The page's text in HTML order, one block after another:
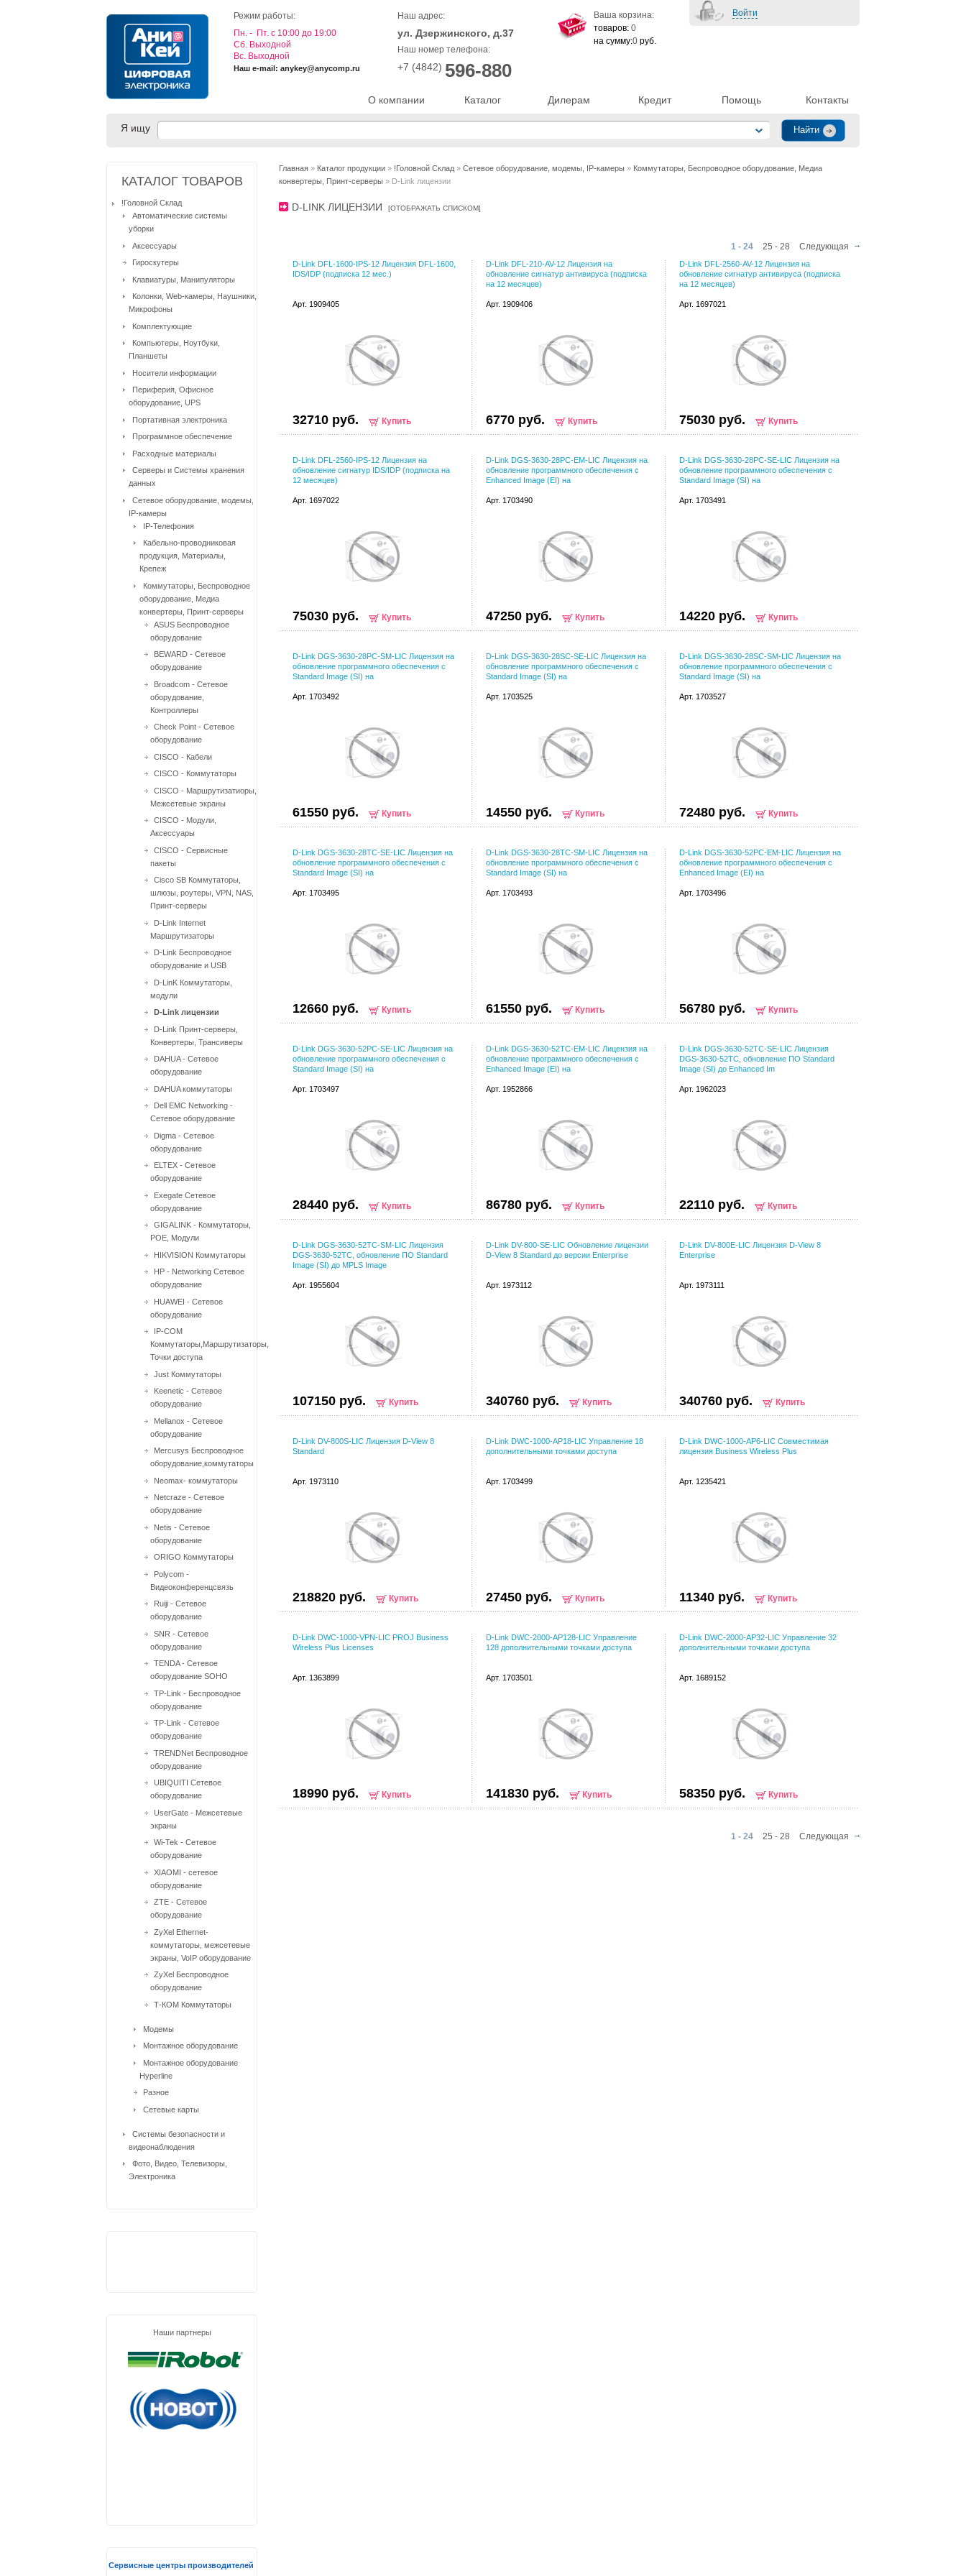
О компании Каталог Дилерам Кредит Помощь Контакты
Режим работы:
Пн. - Пт. с 10:00 до 19:00
Cб. Выходной
Вс. Выходной
Наш e-mail: anykey@anycomp.ru
Наш адрес:
ул. Дзержинского, д.37
Наш номер телефона:
+7 (4842) 596-880
Войти
Ваша корзина:
товаров: 0
на сумму:0 руб.
Я ищу
Главная » Каталог продукции » !Головной Склад » Сетевое оборудование, модемы, IP-камеры » Коммутаторы, Беспроводное оборудование, Медиа
конвертеры, Принт-серверы » D-Link лицензии
D-LINK ЛИЦЕНЗИИ [ОТОБРАЖАТЬ СПИСКОМ]
1 - 24 25 - 28 Следующая
D-Link DFL-1600-IPS-12 Лицензия DFL-1600,
IDS/IDP (подписка 12 мес.)
Арт. 1909405
32710 руб. Купить
D-Link DFL-210-AV-12 Лицензия на
обновление сигнатур антивируса (подписка
на 12 месяцев)
Арт. 1909406
6770 руб. Купить
D-Link DFL-2560-AV-12 Лицензия на
обновление сигнатур антивируса (подписка
на 12 месяцев)
Арт. 1697021
75030 руб. Купить
D-Link DFL-2560-IPS-12 Лицензия на
обновление сигнатур IDS/IDP (подписка на
12 месяцев)
Арт. 1697022
75030 руб. Купить
D-Link DGS-3630-28PC-EM-LIC Лицензия на
обновление программного обеспечения с
Enhanced Image (EI) на
Арт. 1703490
47250 руб. Купить
D-Link DGS-3630-28PC-SE-LIC Лицензия на
обновление программного обеспечения с
Standard Image (SI) на
Арт. 1703491
14220 руб. Купить
D-Link DGS-3630-28PC-SM-LIC Лицензия на
обновление программного обеспечения с
Standard Image (SI) на
Арт. 1703492
61550 руб. Купить
D-Link DGS-3630-28SC-SE-LIC Лицензия на
обновление программного обеспечения с
Standard Image (SI) на
Арт. 1703525
14550 руб. Купить
D-Link DGS-3630-28SC-SM-LIC Лицензия на
обновление программного обеспечения с
Standard Image (SI) на
Арт. 1703527
72480 руб. Купить
D-Link DGS-3630-28TC-SE-LIC Лицензия на
обновление программного обеспечения с
Standard Image (SI) на
Арт. 1703495
12660 руб. Купить
D-Link DGS-3630-28TC-SM-LIC Лицензия на
обновление программного обеспечения с
Standard Image (SI) на
Арт. 1703493
61550 руб. Купить
D-Link DGS-3630-52PC-EM-LIC Лицензия на
обновление программного обеспечения с
Enhanced Image (EI) на
Арт. 1703496
56780 руб. Купить
D-Link DGS-3630-52PC-SE-LIC Лицензия на
обновление программного обеспечения с
Standard Image (SI) на
Арт. 1703497
28440 руб. Купить
D-Link DGS-3630-52TC-EM-LIC Лицензия на
обновление программного обеспечения с
Enhanced Image (EI) на
Арт. 1952866
86780 руб. Купить
D-Link DGS-3630-52TC-SE-LIC Лицензия
DGS-3630-52TC, обновление ПО Standard
Image (SI) до Enhanced Im
Арт. 1962023
22110 руб. Купить
D-Link DGS-3630-52TC-SM-LIC Лицензия
DGS-3630-52TC, обновление ПО Standard
Image (SI) до MPLS Image
Арт. 1955604
107150 руб. Купить
D-Link DV-800-SE-LIC Обновление лицензии
D-View 8 Standard до версии Enterprise
Арт. 1973112
340760 руб. Купить
D-Link DV-800E-LIC Лицензия D-View 8
Enterprise
Арт. 1973111
340760 руб. Купить
D-Link DV-800S-LIC Лицензия D-View 8
Standard
Арт. 1973110
218820 руб. Купить
D-Link DWC-1000-AP18-LIC Управление 18
дополнительными точками доступа
Арт. 1703499
27450 руб. Купить
D-Link DWC-1000-AP6-LIC Совместимая
лицензия Business Wireless Plus
Арт. 1235421
11340 руб. Купить
D-Link DWC-1000-VPN-LIC PROJ Business
Wireless Plus Licenses
Арт. 1363899
18990 руб. Купить
D-Link DWC-2000-AP128-LIC Управление
128 дополнительными точками доступа
Арт. 1703501
141830 руб. Купить
D-Link DWC-2000-AP32-LIC Управление 32
дополнительными точками доступа
Арт. 1689152
58350 руб. Купить
1 - 24 25 - 28 Следующая
КАТАЛОГ ТОВАРОВ
!Головной Склад
Автоматические системы
уборки
Аксессуары
Гироскутеры
Клавиатуры, Манипуляторы
Колонки, Web-камеры, Наушники,
Микрофоны
Комплектующие
Компьютеры, Ноутбуки,
Планшеты
Носители информации
Периферия, Офисное
оборудование, UPS
Портативная электроника
Программное обеспечение
Расходные материалы
Серверы и Системы хранения
данных
Сетевое оборудование, модемы,
IP-камеры
IP-Телефония
Кабельно-проводниковая
продукция, Материалы,
Крепеж
Коммутаторы, Беспроводное
оборудование, Медиа
конвертеры, Принт-серверы
ASUS Беспроводное
оборудование
BEWARD - Сетевое
оборудование
Broadcom - Сетевое
оборудование,
Контроллеры
Check Point - Сетевое
оборудование
CISCO - Кабели
CISCO - Коммутаторы
CISCO - Маршрутизатиоры,
Межсетевые экраны
CISCO - Модули,
Аксессуары
CISCO - Сервисные
пакеты
Cisco SB Коммутаторы,
шлюзы, роутеры, VPN, NAS,
Принт-серверы
D-Link Internet
Маршрутизаторы
D-Link Беспроводное
оборудование и USB
D-LinK Коммутаторы,
модули
D-Link лицензии
D-Link Принт-серверы,
Конвертеры, Трансиверы
DAHUA - Сетевое
оборудование
DAHUA коммутаторы
Dell EMC Networking -
Сетевое оборудование
Digma - Сетевое
оборудование
ELTEX - Сетевое
оборудование
Exegate Сетевое
оборудование
GIGALINK - Коммутаторы,
POE, Модули
HIKVISION Коммутаторы
HP - Networking Сетевое
оборудование
HUAWEI - Сетевое
оборудование
IP-COM
Коммутаторы,Маршрутизаторы,
Точки доступа
Just Коммутаторы
Keenetic - Сетевое
оборудование
Mellanox - Сетевое
оборудование
Mercusys Беспроводное
оборудование,коммутаторы
Neomax- коммутаторы
Netcraze - Сетевое
оборудование
Netis - Сетевое
оборудование
ORIGO Коммутаторы
Polycom -
Видеоконференцсвязь
Ruiji - Сетевое
оборудование
SNR - Сетевое
оборудование
TENDA - Сетевое
оборудование SOHO
TP-Link - Беспроводное
оборудование
TP-Link - Сетевое
оборудование
TRENDNet Беспроводное
оборудование
UBIQUITI Сетевое
оборудование
UserGate - Межсетевые
экраны
Wi-Tek - Сетевое
оборудование
XIAOMI - сетевое
оборудование
ZTE - Сетевое
оборудование
ZyXel Ethernet-
коммутаторы, межсетевые
экраны, VoIP оборудование
ZyXel Беспроводное
оборудование
Т-КОМ Коммутаторы
Модемы
Монтажное оборудование
Монтажное оборудование
Hyperline
Разное
Сетевые карты
Системы безопасности и
видеонаблюдения
Фото, Видео, Телевизоры,
Электроника
Наши партнеры
Сервисные центры производителей